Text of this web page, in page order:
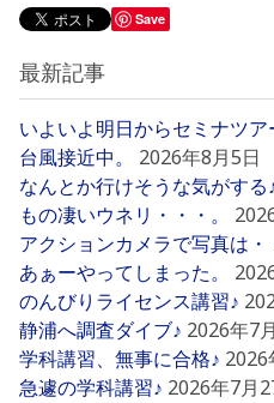
Save
最新記事
いよいよ明日からセミナツア
台風接近中。
2026年8月5日
なんとか行けそうな気がする
もの凄いウネリ・・・。
アクションカメラで写真は・
あぁーやってしまった。
のんびりライセンス講習♪
静浦へ調査ダイブ♪ 2026年7
学科講習、無事に合格♪ 2026
急遽の学科講習♪ 2026年7月